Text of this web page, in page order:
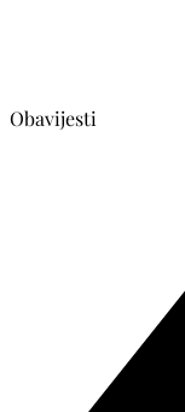
Obavijesti